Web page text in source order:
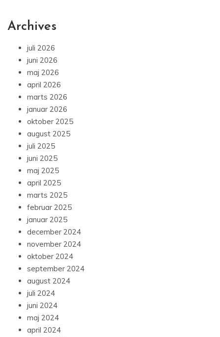
Archives
juli 2026
juni 2026
maj 2026
april 2026
marts 2026
januar 2026
oktober 2025
august 2025
juli 2025
juni 2025
maj 2025
april 2025
marts 2025
februar 2025
januar 2025
december 2024
november 2024
oktober 2024
september 2024
august 2024
juli 2024
juni 2024
maj 2024
april 2024